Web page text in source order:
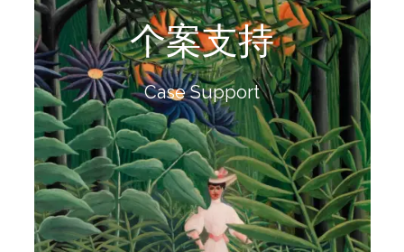
个案支持
Case Support
个案支持
看见每个孩子独特的处境与需求，用一人一策的陪伴
与支持，守护他们走过关键的成长阶段。
阅读更多